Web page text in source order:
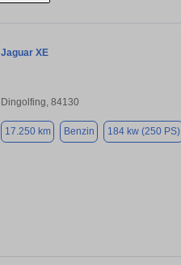
Jaguar XE
Dingolfing, 84130
17.250 km Benzin 184 kw (250 PS)